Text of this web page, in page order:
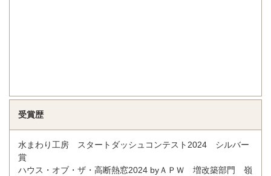
受賞歴
水まわり工房 スタートダッシュコンテスト2024 シルバー
賞
ハウス・オブ・ザ・高断熱窓2024 byＡＰＷ 増改築部門 嶺